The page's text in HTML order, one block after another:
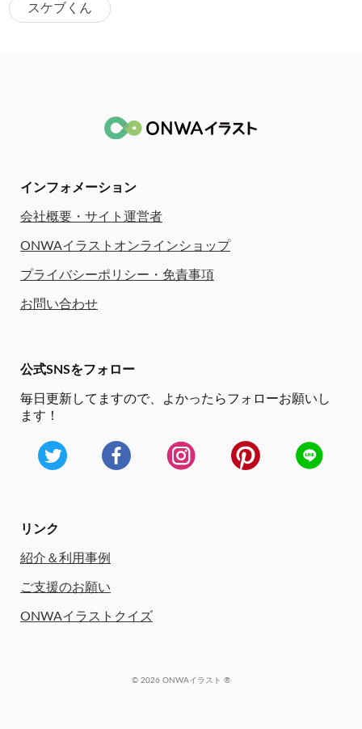
スケブくん
インフォメーション
会社概要・サイト運営者
ONWAイラストオンラインショップ
プライバシーポリシー・免責事項
お問い合わせ
公式SNSをフォロー
毎日更新してますので、
よかったらフォローお願いし
ます！
リンク
紹介＆利用事例
ご支援のお願い
ONWAイラストクイズ
© 2026 ONWAイラスト ®